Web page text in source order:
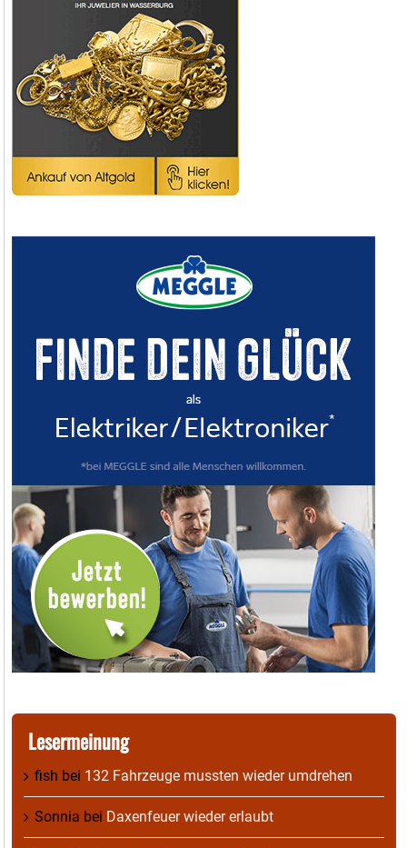
Lesermeinung
fish bei 132 Fahrzeuge mussten wieder umdrehen
Sonnia bei Daxenfeuer wieder erlaubt